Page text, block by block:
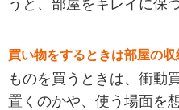
うと、部屋をキレイに保
買い物をするときは部屋の収
ものを買うときは、衝動
置くのかや、使う場面を